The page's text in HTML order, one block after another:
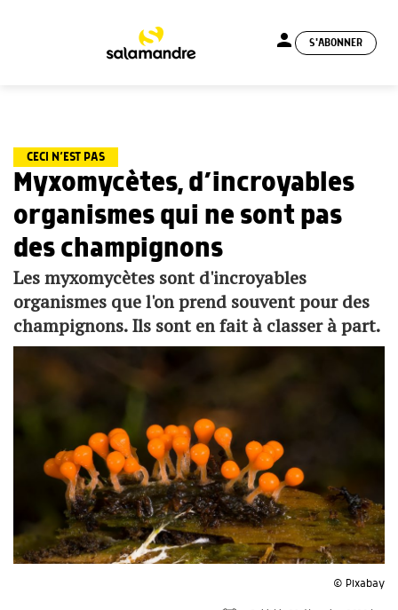
person S'ABONNER
CECI N’EST PAS
Myxomycètes, d’incroyables
organismes qui ne sont pas
des champignons
Les myxomycètes sont d'incroyables
organismes que l'on prend souvent pour des
champignons. Ils sont en fait à classer à part.
© Pixabay